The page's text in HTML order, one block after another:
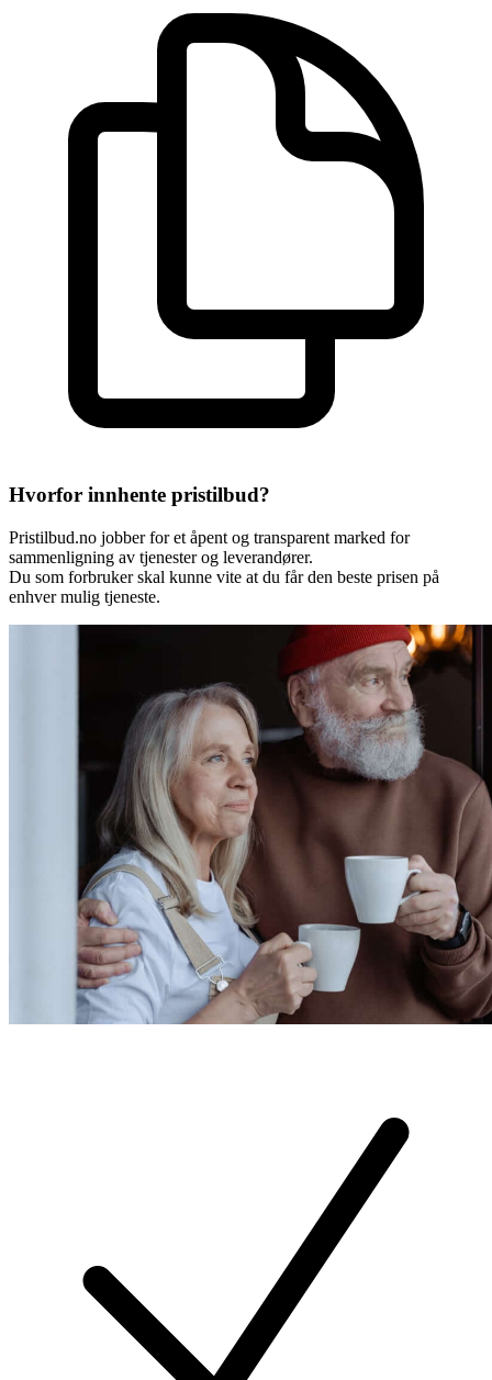
Hvorfor innhente pristilbud?
Pristilbud.no jobber for et åpent og transparent marked for
sammenligning av tjenester og leverandører.
Du som forbruker skal kunne vite at du får den beste prisen på
enhver mulig tjeneste.